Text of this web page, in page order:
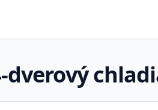
dverový